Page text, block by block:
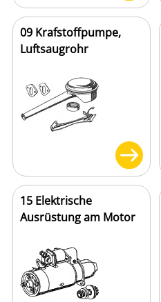
09 Krafstoffpumpe,
Luftsaugrohr
15 Elektrische
Ausrüstung am Motor